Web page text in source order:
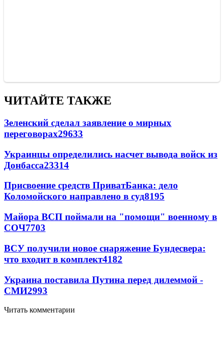
ЧИТАЙТЕ ТАКЖЕ
Зеленский сделал заявление о мирных
переговорах29633
Украинцы определились насчет вывода войск из
Донбасса23314
Присвоение средств ПриватБанка: дело
Коломойского направлено в суд8195
Майора ВСП поймали на "помощи" военному в
СОЧ7703
ВСУ получили новое снаряжение Бундесвера:
что входит в комплект4182
Украина поставила Путина перед дилеммой -
СМИ2993
Читать комментарии